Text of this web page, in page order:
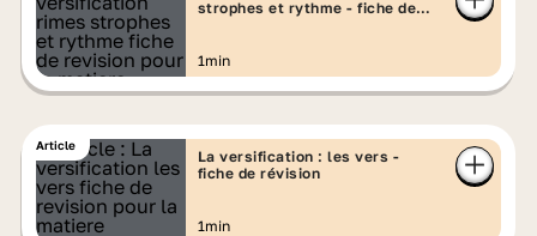
strophes et rythme - fiche de
1min
Article
La versification : les vers -
fiche de révision
1min